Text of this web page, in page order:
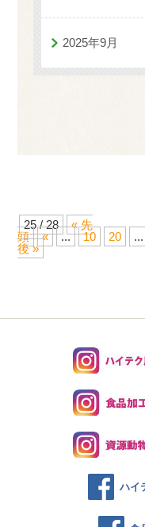
2025年9月
25 / 28
« 先
頭
« ... 10 20 ...
後 »
ハイ